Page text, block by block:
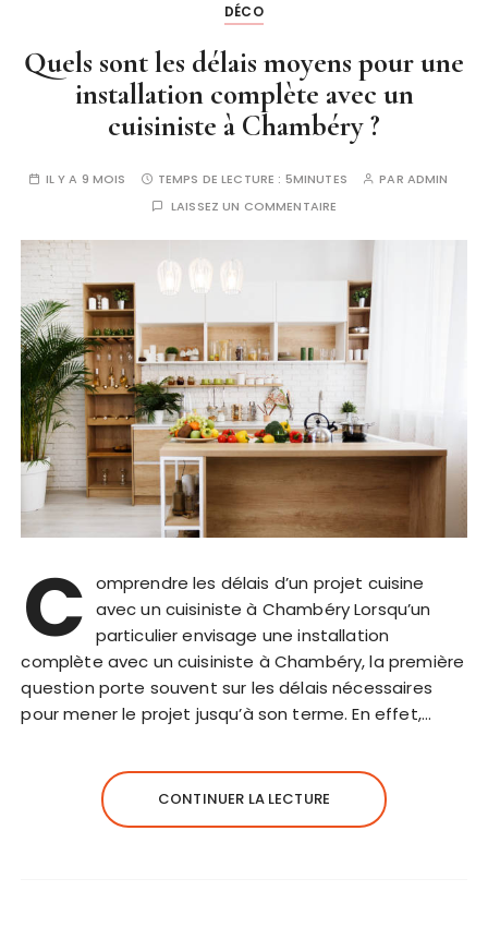
DÉCO
Quels sont les délais moyens pour une
installation complète avec un
cuisiniste à Chambéry ?
IL Y A 9 MOIS TEMPS DE LECTURE : 5MINUTES PAR ADMIN
LAISSEZ UN COMMENTAIRE
C omprendre les délais d’un projet cuisine
avec un cuisiniste à Chambéry Lorsqu’un
particulier envisage une installation
complète avec un cuisiniste à Chambéry, la première
question porte souvent sur les délais nécessaires
pour mener le projet jusqu’à son terme. En effet,…
CONTINUER LA LECTURE